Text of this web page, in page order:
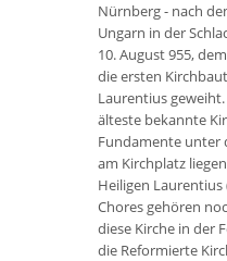
Nürnberg - nach
Ungarn in der
10. August 955,
die ersten
Laurentius
älteste bekannte
Fundamente unter
am Kirchplatz
Heiligen
Chores gehören
diese Kirche in der
die Reformierte